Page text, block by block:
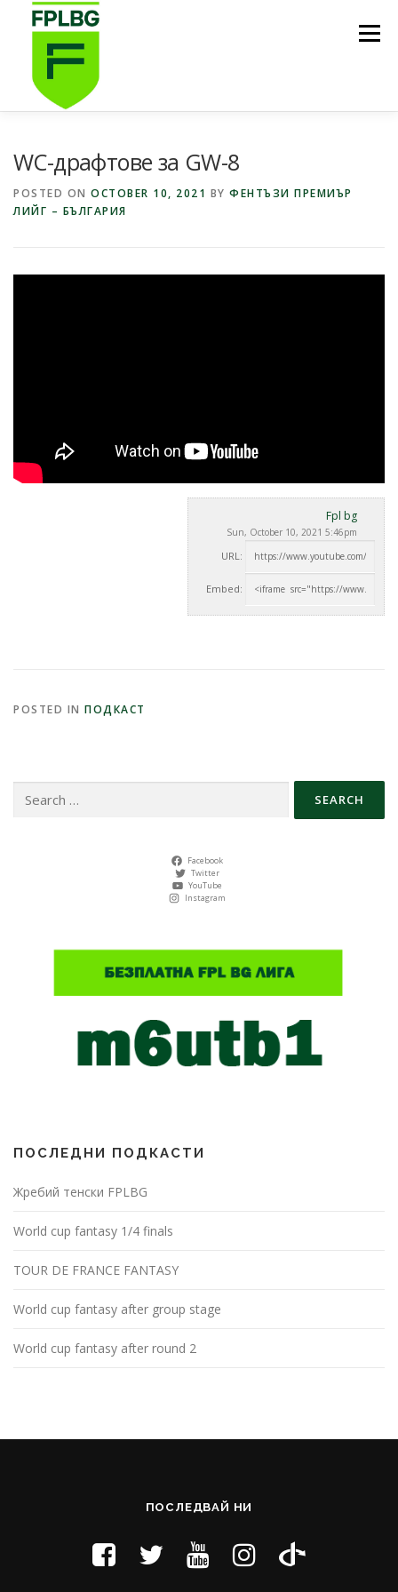
Menu
ФУТБОЛНА СТИПЕНДИЯ FPL BG
WC-драфтове за GW-8
POSTED ON OCTOBER 10, 2021 BY ФЕНТЪЗИ ПРЕМИЪР
ЛИЙГ – БЪЛГАРИЯ
Fpl bg
Sun, October 10, 2021 5:46pm
URL:
Embed:
POSTED IN ПОДКАСТ
for:
Facebook
Twitter
YouTube
Instagram
ПОСЛЕДНИ ПОДКАСТИ
Жребий тенски FPLBG
World cup fantasy 1/4 finals
TOUR DE FRANCE FANTASY
World cup fantasy after group stage
World cup fantasy after round 2
ПОСЛЕДВАЙ НИ